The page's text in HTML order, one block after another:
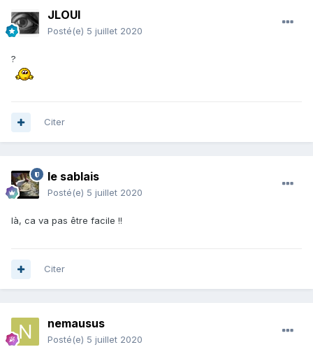
JLOUI
Posté(e) 5 juillet 2020
?
Citer
le sablais
Posté(e) 5 juillet 2020
là, ca va pas être facile !!
Citer
nemausus
Posté(e) 5 juillet 2020